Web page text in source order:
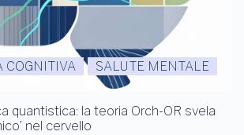
COGNITIVA SALUTE MENTALE
quantistica: la teoria Orch-OR svela
nel cervello